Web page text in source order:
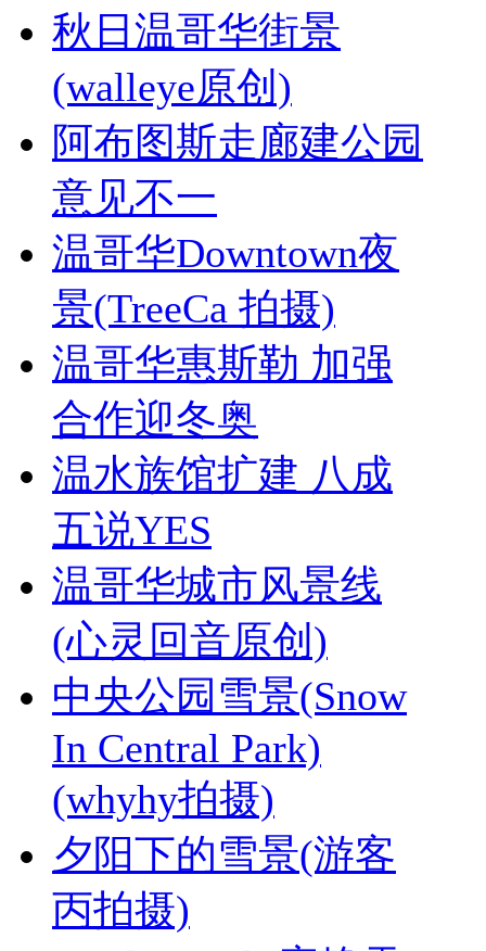
秋日温哥华街景
(walleye原创)
阿布图斯走廊建公园
意见不一
温哥华Downtown夜
景(TreeCa 拍摄)
温哥华惠斯勒 加强
合作迎冬奥
温水族馆扩建 八成
五说YES
温哥华城市风景线
(心灵回音原创)
中央公园雪景(Snow
In Central Park)
(whyhy拍摄)
夕阳下的雪景(游客
丙拍摄)